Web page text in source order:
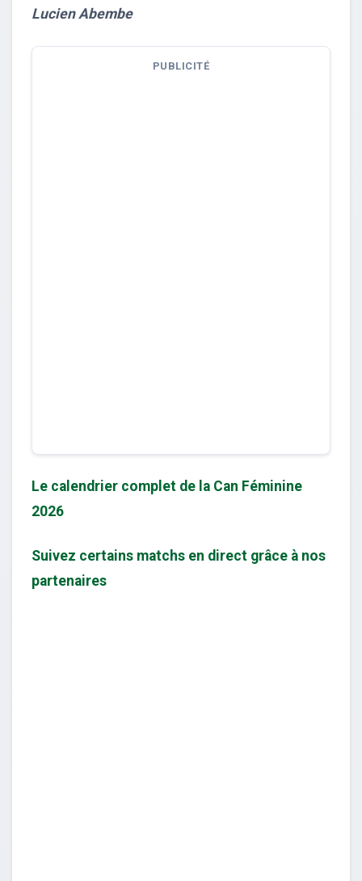
Lucien Abembe
PUBLICITÉ
Le calendrier complet de la Can Féminine
2026
Suivez certains matchs en direct grâce à nos
partenaires